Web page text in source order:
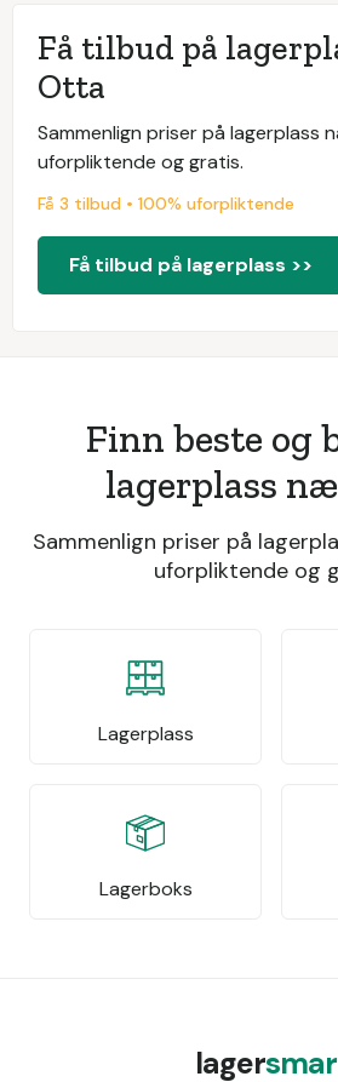
Få tilbud på
Otta
Sammenlign priser på lagerplass
uforpliktende og gratis.
Få 3 tilbud • 100% uforpliktende
Få tilbud på lagerplass >>
Finn beste og
lagerplass
Sammenlign priser på
uforpliktende og
Lagerplass
Lagerboks
lager